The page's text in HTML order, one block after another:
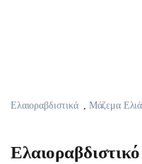
Ελαιοραβδιστικά Μάζεμα